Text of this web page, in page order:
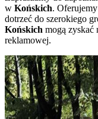
w Końskich.
dotrzeć do szerokiego
Końskich mogą zyskać
reklamowej.